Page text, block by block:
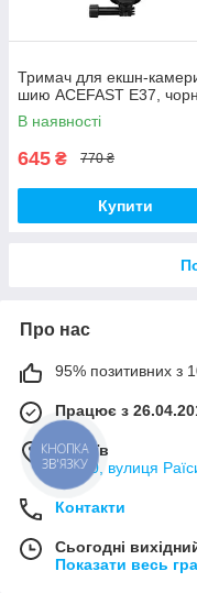
Тримач для екшн-
шию ACEFAST E37,
В наявності
645 ₴ 770 ₴
Купити
Про нас
95% позитивних з
Працює з
м. Київ
02000, вулиця
Контакти
Сьогодні
Показати весь
КНОПКА
ЗВ'ЯЗКУ